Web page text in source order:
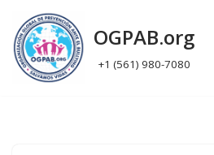
Skip
to
content
OGPAB.org
+1 (561) 980-7080